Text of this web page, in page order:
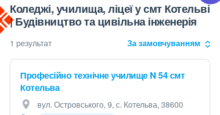
Коледжі, училища, ліцеї у смт Котельві
| Будівництво та цивільна інженерія
1 результат За замовчуванням
Професійно технічне училище N 54 смт
Котельва
вул. Островського, 9, с. Котельва, 38600